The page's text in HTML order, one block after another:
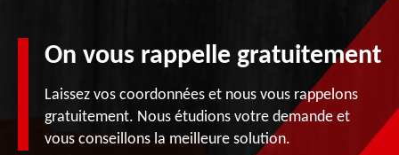
On vous rappelle gratuitement
Laissez vos coordonnées et nous vous rappelons
gratuitement. Nous étudions votre demande et
vous conseillons la meilleure solution.